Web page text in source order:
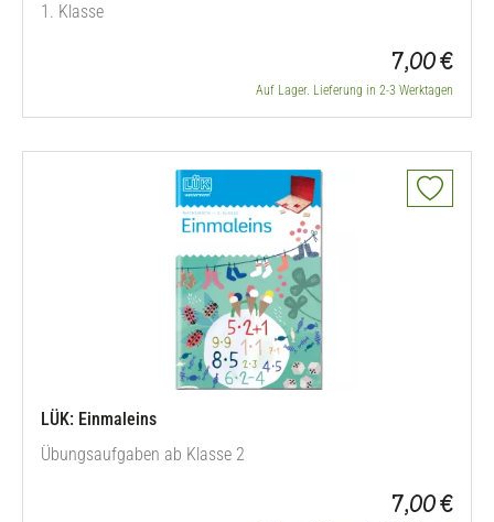
1. Klasse
7,00 €
Auf Lager. Lieferung in 2-3 Werktagen
LÜK: Einmaleins
Übungsaufgaben ab Klasse 2
7,00 €